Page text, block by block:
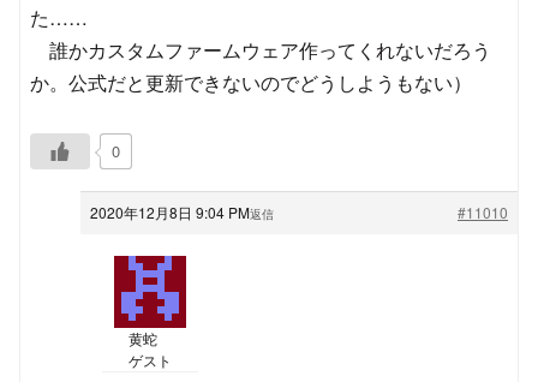
た……
誰かカスタムファームウェア作ってくれないだろう
か。公式だと更新できないのでどうしようもない）
0
2020年12月8日 9:04 PM #11010
返信
黄蛇
ゲスト